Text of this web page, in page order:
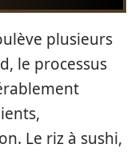
plusieurs
le processus
Le riz à sushi,